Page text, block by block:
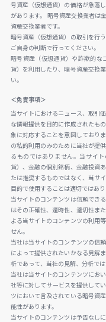
号資産（仮想通貨）の価格が急落
があります。 暗号資産交換業者は
資産交換業者です。
暗号資産（仮想通貨）の取引を行
ご自身の判断で行ってください。
暗号資産（仮想通貨）や詐欺的な
貨）を利用したり、暗号資産交換
い。
＜免責事項＞
当サイトにおけるニュース、取引
な情報提供を目的に作成されたも
象に対応することを意図しており
の私的利用のみのために当社が提
るものではありません。当サイ
貨）、金融の個別銘柄、金融投資
たは推奨するものではなく、当サ
目的で使用することは適切ではあり
当サイトのコンテンツは信頼でき
はその正確性、適時性、適切性ま
よる当サイトのコンテンツの利用
せん。
当社は当サイトのコンテンツの信
によって提供されたいかなる見解
析であって、当社の見解、分析では
当社は当サイトのコンテンツにお
社等に対してサービスを提供して
ツにおいて言及されている暗号資
能性があります。
当サイトのコンテンツは予告なし